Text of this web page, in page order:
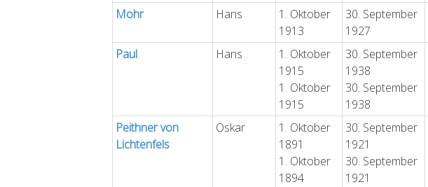
Mohr Hans
1. Oktober
1913
30. September
1927
Paul Hans
1. Oktober
1915
1. Oktober
1915
30. September
1938
30. September
1938
Peithner von
Lichtenfels
Oskar
1. Oktober
1891
1. Oktober
1894
30. September
1921
30. September
1921